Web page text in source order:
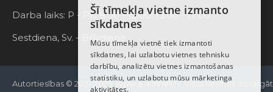
Darba laiks: P - Pk. 8:00 - 12:00; 13:00 - 17:00
Sestdiena, Sv. - Brīvdiena
Autortiesības © 2021-2025, www.e-einhell.lv, Visas tiesības
LATVIAN
ENGLISH
Šī tīmekļa vietne izmanto
sīkdatnes
Mūsu tīmekļa vietnē tiek izmantoti
sīkdatnes, lai uzlabotu vietnes tehnisku
darbību, analizētu vietnes izmantošanas
statistiku, un uzlabotu mūsu mārketinga
aktivitātes.